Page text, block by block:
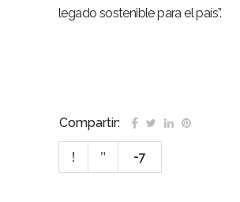
legado sostenible para el país”.
Compartir:
-7